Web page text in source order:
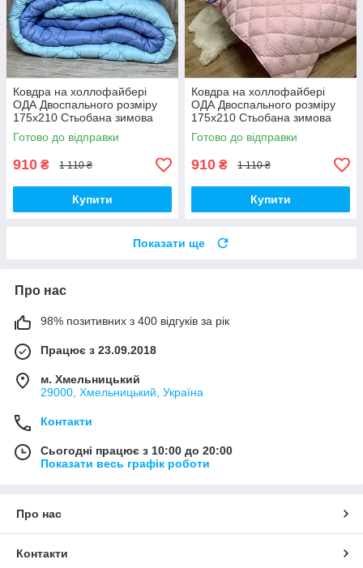
Ковдра на холлофайбері
ОДА Двоспального розміру
175х210 Стьобана зимова
ковдра високої якості
Готово до відправки
910 ₴ 1 110 ₴
Купити
Ковдра на холлофайбері
ОДА Двоспального розміру
175х210 Стьобана зимова
ковдра високої якості
Готово до відправки
910 ₴ 1 110 ₴
Купити
Показати ще
Про нас
98% позитивних з 400 відгуків за рік
Працює з 23.09.2018
м. Хмельницький
29000, Хмельницький, Україна
Контакти
Сьогодні працює з 10:00 до 20:00
Показати весь графік роботи
Про нас
Контакти